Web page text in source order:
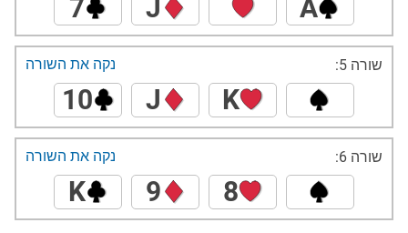
A
J
7
שורה 5:
K
J
10
נקה את השורה
שורה 6:
8
9
K
נקה את השורה